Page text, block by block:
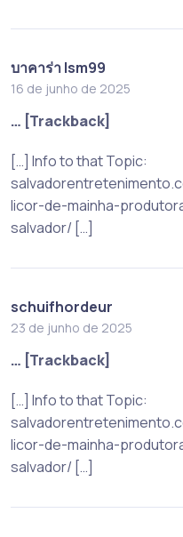
บาคาร่า lsm99
16 de junho de 2025
… [Trackback]
[…] Info to that Topic:
licor-de-mainha-
salvador/ […]
schuifhordeur
23 de junho de 2025
… [Trackback]
[…] Info to that Topic:
licor-de-mainha-
salvador/ […]